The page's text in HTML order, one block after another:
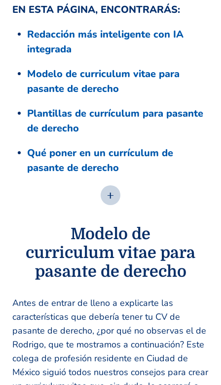
EN ESTA PÁGINA, ENCONTRARÁS:
Redacción más inteligente con IA
integrada
Modelo de curriculum vitae para
pasante de derecho
Plantillas de currículum para pasante
de derecho
Qué poner en un currículum de
pasante de derecho
Modelo de
curriculum vitae para
pasante de derecho
Antes de entrar de lleno a explicarte las
características que debería tener tu CV de
pasante de derecho, ¿por qué no observas el de
Rodrigo, que te mostramos a continuación? Este
colega de profesión residente en Ciudad de
México siguió todos nuestros consejos para crear